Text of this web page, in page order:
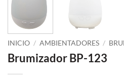
INICIO / AMBIENTADORES /
Brumizador BP-123